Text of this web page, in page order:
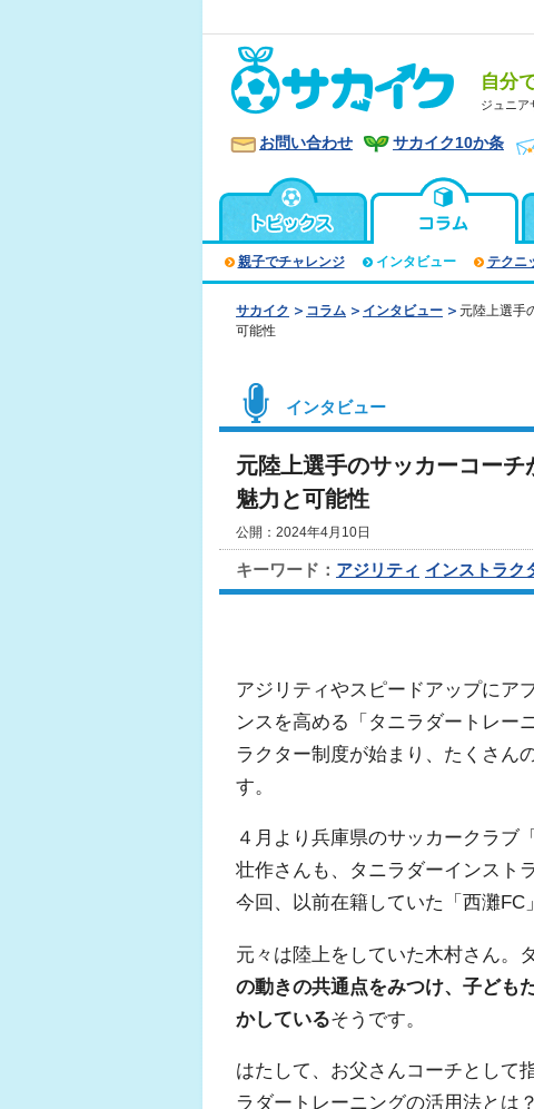
自分
ジュニア
お問い合わせ サカイク10か条
親子でチャレンジ インタビュー テクニ
サカイク コラム インタビュー
元陸上選手
可能性
インタビュー
元陸上選手のサッカーコー
魅力と可能性
公開：2024年4月10日
キーワード： アジリティ インストラク
アジリティやスピードアップにア
ンスを高める「タニラダートレー
ラクター制度が始まり、たくさん
す。
４月より兵庫県のサッカークラブ
壮作さんも、タニラダーインスト
今回、以前在籍していた「西灘FC
元々は陸上をしていた木村さん。
の動きの共通点をみつけ、子ども
かしているそうです。
はたして、お父さんコーチとして
ラダートレーニングの活用法とは